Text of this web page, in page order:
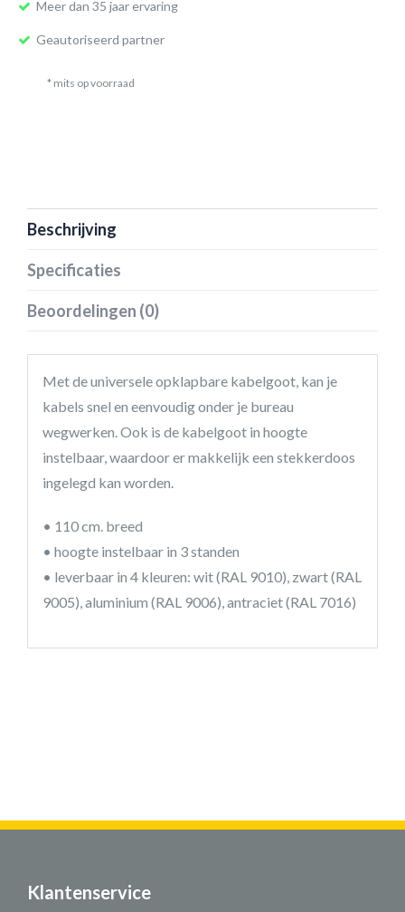
Meer dan 35 jaar ervaring
Geautoriseerd partner
* mits op voorraad
Beschrijving
Specificaties
Beoordelingen (0)
Met de universele opklapbare kabelgoot, kan je
kabels snel en eenvoudig onder je bureau
wegwerken. Ook is de kabelgoot in hoogte
instelbaar, waardoor er makkelijk een stekkerdoos
ingelegd kan worden.
• 110 cm. breed
• hoogte instelbaar in 3 standen
• leverbaar in 4 kleuren: wit (RAL 9010), zwart (RAL
9005), aluminium (RAL 9006), antraciet (RAL 7016)
Klantenservice